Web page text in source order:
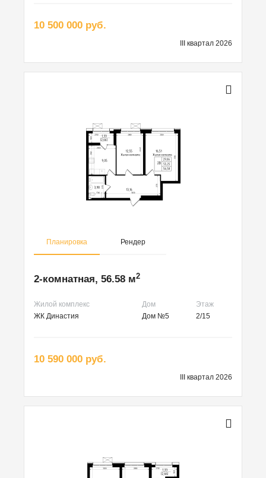
10 500 000 руб.
III квартал 2026
Планировка Рендер
2-комнатная, 56.58 м2
Жилой комплекс Дом
Этаж
ЖК Династия
Дом №5 2/15
10 590 000 руб.
III квартал 2026